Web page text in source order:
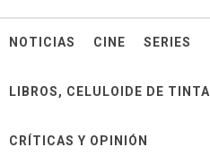
NOTICIAS CINE SERIES
LIBROS, CELULOIDE DE TINTA
CRÍTICAS Y OPINIÓN